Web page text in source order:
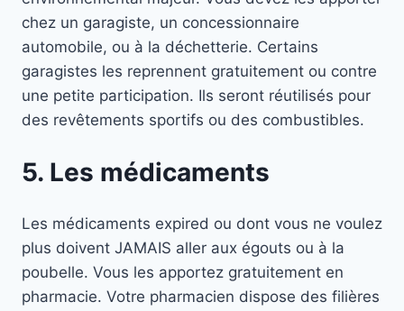
chez un garagiste, un concessionnaire
automobile, ou à la déchetterie. Certains
garagistes les reprennent gratuitement ou contre
une petite participation. Ils seront réutilisés pour
des revêtements sportifs ou des combustibles.
5. Les médicaments
Les médicaments expired ou dont vous ne voulez
plus doivent JAMAIS aller aux égouts ou à la
poubelle. Vous les apportez gratuitement en
pharmacie. Votre pharmacien dispose des filières